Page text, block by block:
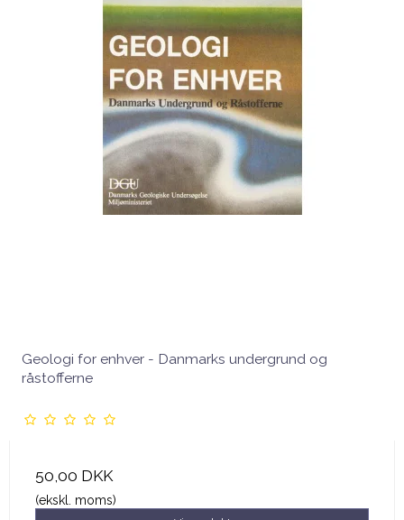
Geologi for enhver - Danmarks undergrund og
råstofferne
50,00 DKK
(ekskl. moms)